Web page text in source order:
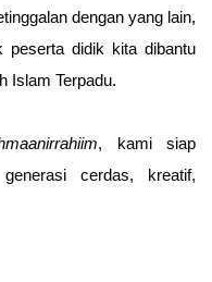
dengan yang lain,
peserta didik kita dibantu
Islam Terpadu.
, kami siap
cerdas, kreatif,